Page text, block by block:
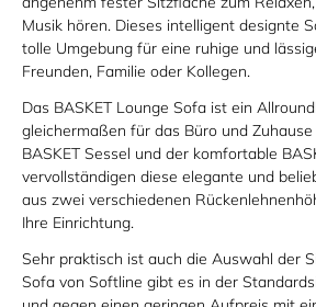
Musik hören. Dieses intelligent designte
tolle Umgebung für eine ruhige und
Freunden, Familie oder Kollegen.
Das BASKET Lounge Sofa ist ein
gleichermaßen für das Büro und
BASKET Sessel und der komfortable
vervollständigen diese elegante und
aus zwei verschiedenen
Ihre Einrichtung.
Sehr praktisch ist auch die Auswahl der
Sofa von Softline gibt es in der